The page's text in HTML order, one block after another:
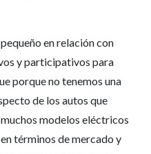
en relación con
y participativos para
porque no tenemos una
de los autos que
modelos eléctricos
términos de mercado y